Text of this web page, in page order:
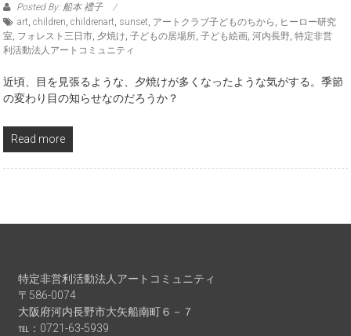
Posted By: 船本 禮子
art,children,childrenart, sunset, アートクラブ子どものちから , ヒーロー研究
室, フォレスト三日市, 夕焼け,子どもの居場所,子ども絵画,河内長野,特定非営
利活動法人アートコミュニティ
近頃、目を見張るような、夕焼けが多くなったような気がする。季節
の変わり目の知らせなのだろうか？
Read more
特定非営利活動法人アートコミュニティ
〒586-0074
大阪府河内長野市大矢船南町６－７
℡：0721-63-5939